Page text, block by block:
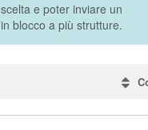
e poter inviare un
blocco a più strutture.